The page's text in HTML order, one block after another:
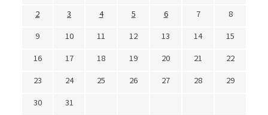
2
3 4 5 6 7
8
9
10 11 12 13 14
15
16
17 18 19 20 21
22
23
24 25 26 27 28
29
30
31